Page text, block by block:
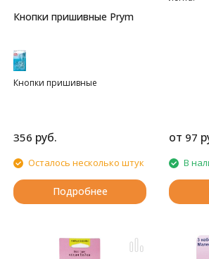
Кнопки пришивные Prym
Кнопки пришивные
356 руб.
Осталось несколько штук
Подробнее
от 97
В